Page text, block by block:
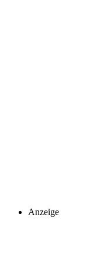
Anzeige